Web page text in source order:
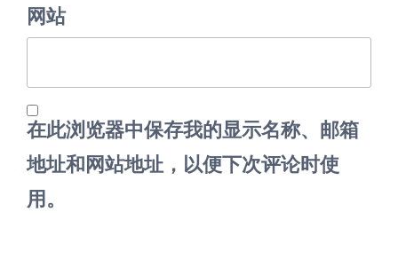
网站
在此浏览器中保存我的显示名称、邮箱
地址和网站地址，以便下次评论时使
用。